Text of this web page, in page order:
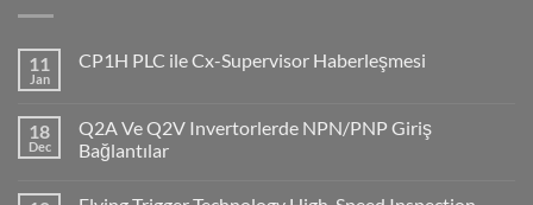
11
Jan
CP1H PLC ile Cx-Supervisor Haberleşmesi
CP1H
PLC
ile
18
Dec
Q2A Ve Q2V Invertorlerde NPN/PNP Giriş
Bağlantılar